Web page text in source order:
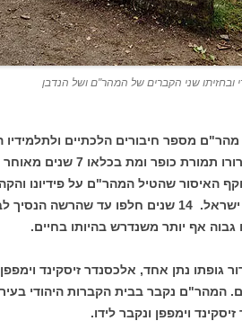
ובחזיתו שני הקברים של המהר"ם ושל הנדבן
מספר חיבורים הלכתיים ולתלמידיו
התעקש להמשיך לאסור על
פג תוקף האיסור שהטיל המהר"ם על פידיונו
לקבל את גופתו ולהביאה לקבר ישראל. 14 שנים
אף יותר משנדרש בהיותו בחיים.
נתן אחד, אלכסנדר זיסקינד
המהר"ם נקבר בבית הקברות היהודי בעיר